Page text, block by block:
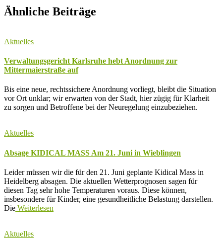
Ähnliche Beiträge
Aktuelles
Verwaltungsgericht Karlsruhe hebt Anordnung zur
Mittermaierstraße auf
Bis eine neue, rechtssichere Anordnung vorliegt, bleibt die Situation
vor Ort unklar; wir erwarten von der Stadt, hier zügig für Klarheit
zu sorgen und Betroffene bei der Neuregelung einzubeziehen.
Aktuelles
Absage KIDICAL MASS Am 21. Juni in Wieblingen
Leider müssen wir die für den 21. Juni geplante Kidical Mass in
Heidelberg absagen. Die aktuellen Wetterprognosen sagen für
diesen Tag sehr hohe Temperaturen voraus. Diese können,
insbesondere für Kinder, eine gesundheitliche Belastung darstellen.
Die Weiterlesen
Aktuelles